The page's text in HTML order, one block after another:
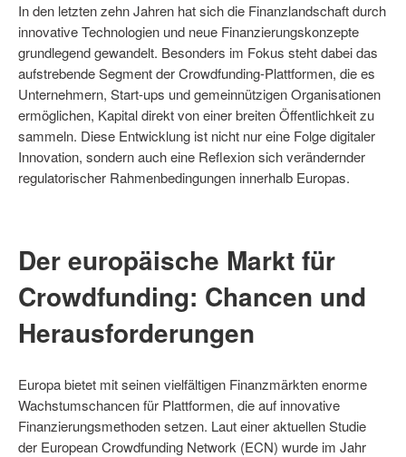
In den letzten zehn Jahren hat sich die Finanzlandschaft durch
innovative Technologien und neue Finanzierungskonzepte
grundlegend gewandelt. Besonders im Fokus steht dabei das
aufstrebende Segment der Crowdfunding-Plattformen, die es
Unternehmern, Start-ups und gemeinnützigen Organisationen
ermöglichen, Kapital direkt von einer breiten Öffentlichkeit zu
sammeln. Diese Entwicklung ist nicht nur eine Folge digitaler
Innovation, sondern auch eine Reflexion sich verändernder
regulatorischer Rahmenbedingungen innerhalb Europas.
Der europäische Markt für
Crowdfunding: Chancen und
Herausforderungen
Europa bietet mit seinen vielfältigen Finanzmärkten enorme
Wachstumschancen für Plattformen, die auf innovative
Finanzierungsmethoden setzen. Laut einer aktuellen Studie
der European Crowdfunding Network (ECN) wurde im Jahr